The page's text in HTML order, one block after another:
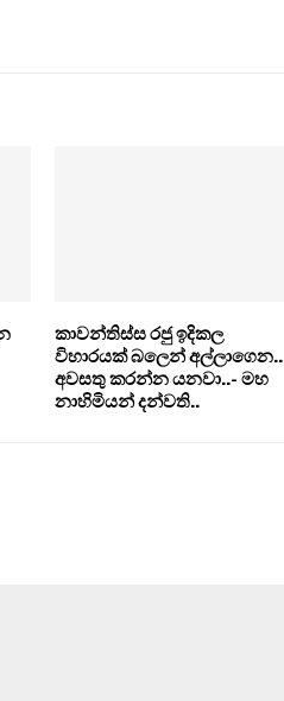
කාවන්තිස්ස රජු ඉදිකල
විහාරයක් බලෙන් අල්ලාගෙන..
අවසතු කරන්න යනවා..- මහ
නාහිමියන් දන්වති..